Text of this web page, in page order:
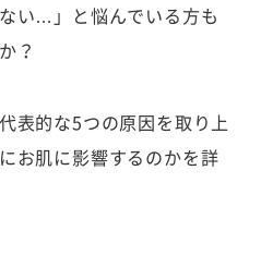
い…」と悩んでいる方も
？
表的な5つの原因を取り上
お肌に影響するのかを詳